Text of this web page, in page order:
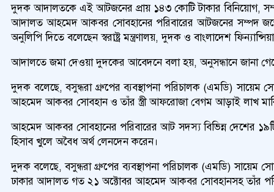
দুদক আদালতকে এই আটজনের প্রায় ১৪৩ কোটি টাকার বিনিয়োগ,
আদালত আহমেদ আকবর সোবহানের পরিবারের আটজনের সম্পদ জব্দের
অনুলিপি দিতে বলেছেন স্বরাষ্ট্র মন্ত্রণালয়, দুদক ও বাংলাদেশ
আদালতে জমা দেওয়া দুদকের আবেদনে বলা হয়, অনুসন্ধানে জানা গেছে
দুদক বলেছে, বসুন্ধরা গ্রুপের ব্যবস্থাপনা পরিচালক (এমডি) সায়েম
আহমেদ আকবর সোবহান ও তাঁর স্ত্রী আফরোজা বেগম আড়াই লাখ মার্কিন
আহমেদ আকবর সোবহানের পরিবারের আট সদস্য বিভিন্ন দেশের
হিসাব খুলে অবৈধ অর্থ লেনদেন করেন।
দুদক বলেছে, বসুন্ধরা গ্রুপের ব্যবস্থাপনা পরিচালক (এমডি) সায়েম
ঢাকার আদালত গত ২১ অক্টোবর আহমেদ আকবর সোবহানসহ তাঁর